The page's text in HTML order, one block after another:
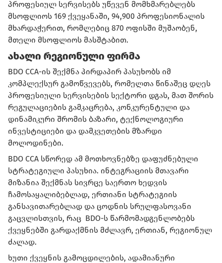
პროფესიულ სერვისებს უწევენ მომხმარებლებს
მსოფლიოს 169 ქვეყანაში, 94,900 პროფესიონალის
მხარდაჭერით, რომლებიც 870 ოფისში მუშაობენ,
მთელი მსოფლიოს მასშტაბით.
ახალი რეგიონული ფირმა
BDO CCA-ის შექმნა პირდაპირ პასუხობს იმ
კომპლექსურ გამოწვევებს, რომელთა წინაშეც დღეს
პროფესიული სერვისების სექტორი დგას, მათ შორის
რეგულაციების გამკაცრება, კონკურენტული და
დინამიკური შრომის ბაზარი, ტექნოლოგიური
ინვესტიციები და დამკვეთების მზარდი
მოლოდინები.
BDO CCA სწორედ ამ მოთხოვნებზე დაფუძნებული
სტრატეგიული პასუხია. ინტეგრაციის მთავარი
მიზანია შექმნას სივრცე საერთო ხედვის
ჩამოსაყალიბებლად, ერთიანი სტრატეგიის
განსავითარებლად და ცოდნის სრულფასოვანი
გაცვლისთვის, რაც BDO-ს წარმომადგენლობებს
ქვეყნებში გარდაქმნის მძლავრ, ერთიან, რეგიონულ
ძალად.
ხუთი ქვეყნის გამოცდილების, ადამიანური